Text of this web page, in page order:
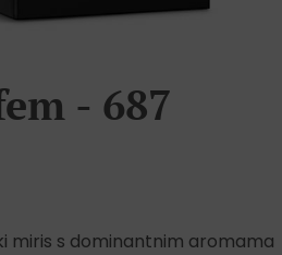
- 687
miris s dominantnim aromama